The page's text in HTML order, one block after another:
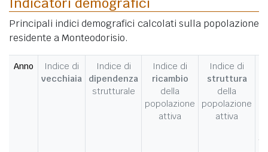
Principali indici demografici calcolati sulla popolazione
residente a Monteodorisio.
Anno
Indice di
vecchiaia
Indice di
dipendenza
strutturale
Indice di
ricambio
della
popolazione
attiva
Indice di
struttura
della
popolazione
attiva